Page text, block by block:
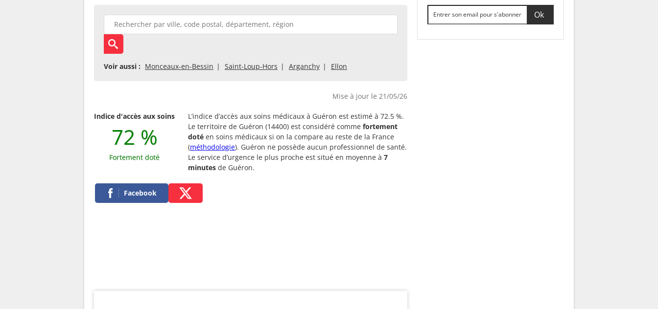
Voir aussi : Monceaux-en-Bessin Saint-Loup-Hors Arganchy Ellon
Mise à jour le 21/05/26
Indice d'accès aux soins
72 %
Fortement doté
L’indice d’accès aux soins médicaux à Guéron est estimé à 72.5 %.
Le territoire de Guéron (14400) est considéré comme fortement
doté en soins médicaux si on la compare au reste de la France
(méthodologie). Guéron ne possède aucun professionnel de santé.
Le service d’urgence le plus proche est situé en moyenne à 7
minutes de Guéron.
Facebook